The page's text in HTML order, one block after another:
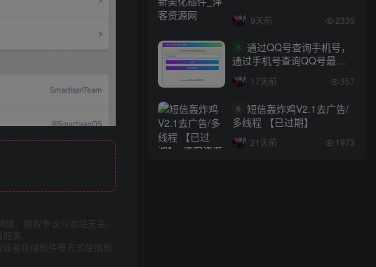
，版权争议与本站无关。
务。
者存储软件等方式使用软
9天前 2339
5 通过QQ号查询手机号，
通过手机号查询QQ号最新
网站源码
17天前 357
6 短信轰炸鸡V2.1去广告/
多线程 【已过期】
21天前 1973